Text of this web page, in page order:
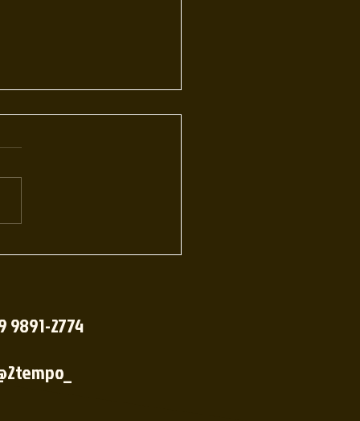
conteúdo e atendimento
Única da 2 Tempo
de...
9891-2774